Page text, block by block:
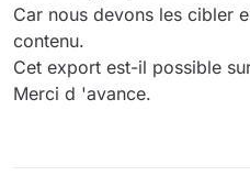
Car nous devons les cibler
contenu.
Cet export est-il possible
Merci d 'avance.